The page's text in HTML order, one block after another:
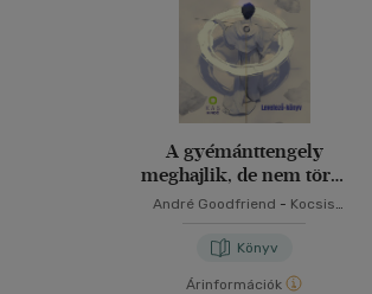
A gyémánttengely
meghajlik, de nem törik
el
André Goodfriend - Kocsis
Könyv
Árinformációk